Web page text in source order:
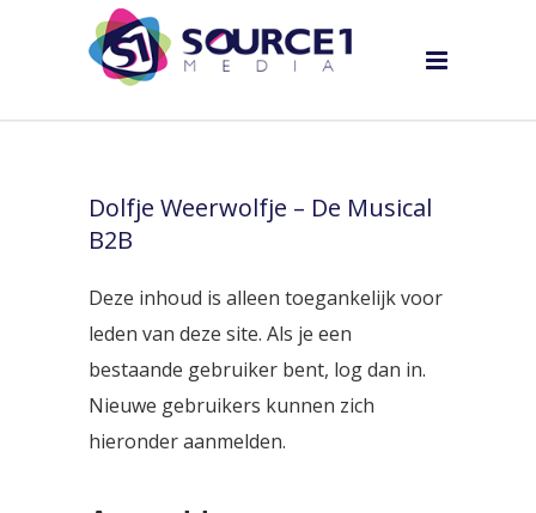
Dolfje Weerwolfje – De Musical
B2B
Deze inhoud is alleen toegankelijk voor
leden van deze site. Als je een
bestaande gebruiker bent, log dan in.
Nieuwe gebruikers kunnen zich
hieronder aanmelden.